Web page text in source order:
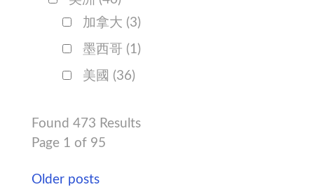
加拿大 (3)
墨西哥 (1)
美國 (36)
Found 473 Results
Page 1 of 95
Older posts